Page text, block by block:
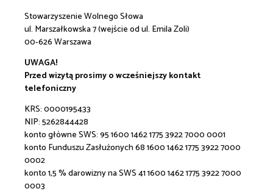
Stowarzyszenie Wolnego Słowa
ul. Marszałkowska 7 (wejście od ul. Emila Zoli)
00-626 Warszawa
UWAGA!
Przed wizytą prosimy o wcześniejszy kontakt
telefoniczny
KRS: 0000195433
NIP: 5262844428
konto główne SWS:95 1600 1462 1775 3922 7000 0001
konto Funduszu Zasłużonych 68 1600 1462 1775 3922 7000
0002
konto 1,5 % darowizny na SWS 41 1600 1462 1775 3922 7000
0003